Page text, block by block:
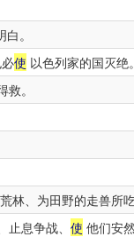
。
使 以色列家的国灭绝。
。
林、为田野的走兽所吃
息争战、 使 他们安